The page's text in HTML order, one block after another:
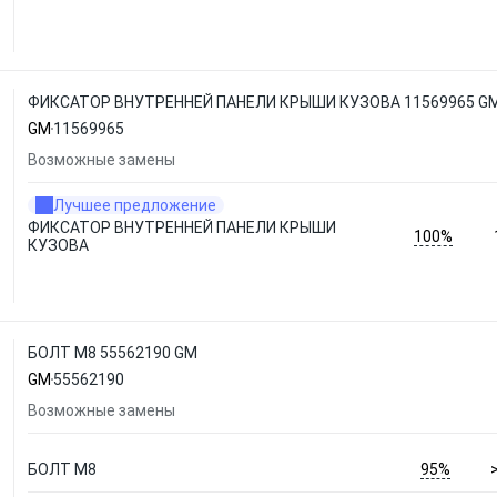
ФИКСАТОР ВНУТРЕННЕЙ ПАНЕЛИ КРЫШИ КУЗОВА 11569965
GM 11569965
Возможные замены
Лучшее предложение
ФИКСАТОР ВНУТРЕННЕЙ ПАНЕЛИ КРЫШИ
КУЗОВА
100%
БОЛТ М8 55562190 GM
GM 55562190
Возможные замены
БОЛТ М8 95%